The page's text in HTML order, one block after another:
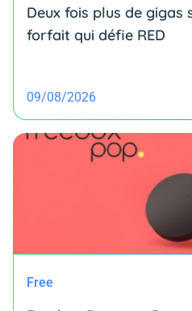
Deux fois plus de gigas
forfait qui défie RED
09/08/2026
Free